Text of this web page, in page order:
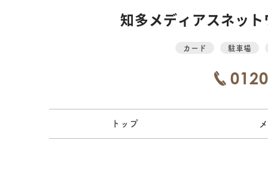
知多メディアスネッ
カード 駐車場
トップ